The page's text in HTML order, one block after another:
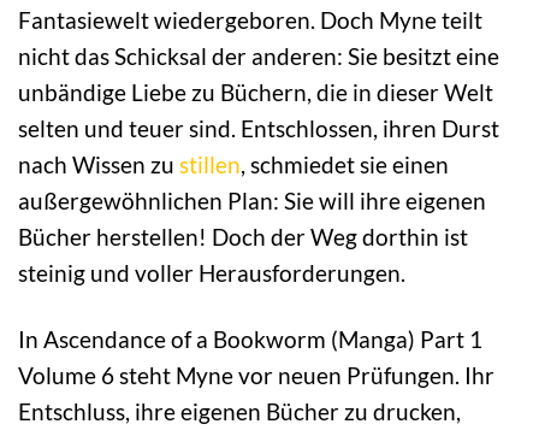
Fantasiewelt wiedergeboren. Doch Myne teilt
nicht das Schicksal der anderen: Sie besitzt eine
unbändige Liebe zu Büchern, die in dieser Welt
selten und teuer sind. Entschlossen, ihren Durst
nach Wissen zu stillen, schmiedet sie einen
außergewöhnlichen Plan: Sie will ihre eigenen
Bücher herstellen! Doch der Weg dorthin ist
steinig und voller Herausforderungen.
In Ascendance of a Bookworm (Manga) Part 1
Volume 6 steht Myne vor neuen Prüfungen. Ihr
Entschluss, ihre eigenen Bücher zu drucken,